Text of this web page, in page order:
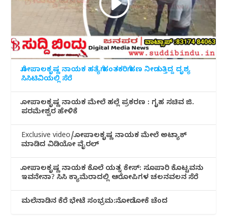
ಗೋಪಾಲಕೃಷ್ಣ ನಾಯಕ ಹತ್ಯೆಗೆ ಹಂತಕರಿಗೆ ಹಣ ನೀಡುತ್ತಿದ್ದ ದೃಶ್ಯ
ಸಿಸಿಟಿವಿಯಲ್ಲಿ ಸೆರೆ
ಗೋಪಾಲಕೃಷ್ಣ ನಾಯಕ ಮೇಲೆ ಹಲ್ಲೆ ಪ್ರಕರಣ : ಗೃಹ ಸಚಿವ ಜಿ.
ಪರಮೇಶ್ವರ ಹೇಳಿಕೆ
Exclusive video/ಗೋಪಾಲಕೃಷ್ಣ ನಾಯಕ ಮೇಲೆ ಅಟ್ಯಾಕ್
ಮಾಡಿದ ವಿಡಿಯೋ ವೈರಲ್
ಗೋಪಾಲಕೃಷ್ಣ ನಾಯಕ ಕೊಲೆ ಯತ್ನ ಕೇಸ್: ಸೂಪಾರಿ ಕೊಟ್ಟವನು
ಇವನೇನಾ? ಸಿಸಿ ಕ್ಯಾಮೆರಾದಲ್ಲಿ ಆರೋಪಿಗಳ ಚಲನವಲನ ಸೆರೆ
ಮಲೆನಾಡಿ‌ನ ಕೆರೆ ಭೇಟೆ ಸಂಭ್ರಮ:ನೋಡೋಕೆ ಚೆಂದ